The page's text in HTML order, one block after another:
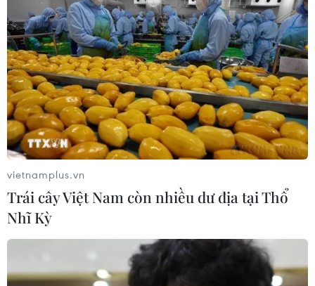
Các tổ chức, DN và người dân TP.HCM
tiếp tục ủng hộ phòng, chống dịch
16/06/2021 08:40
phòng COVID-19 từ các doanh nghiệp, đơn vị, cá nhân
tại Thành phố Hồ Chí Minh là hơn 2.300 tỷ đồng.
vietnamplus.vn
Trái cây Việt Nam còn nhiều dư địa tại Thổ
Nhĩ Kỳ